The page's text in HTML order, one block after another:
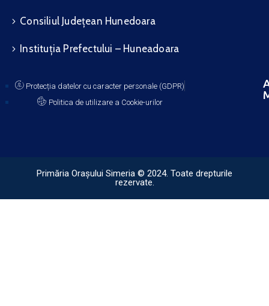
Consiliul Județean Hunedoara
Instituția Prefectului – Huneadoara
Protecția datelor cu caracter personale (GDPR)
Politica de utilizare a Cookie-urilor
Primăria Orașului Simeria © 2024. Toate drepturile
rezervate.